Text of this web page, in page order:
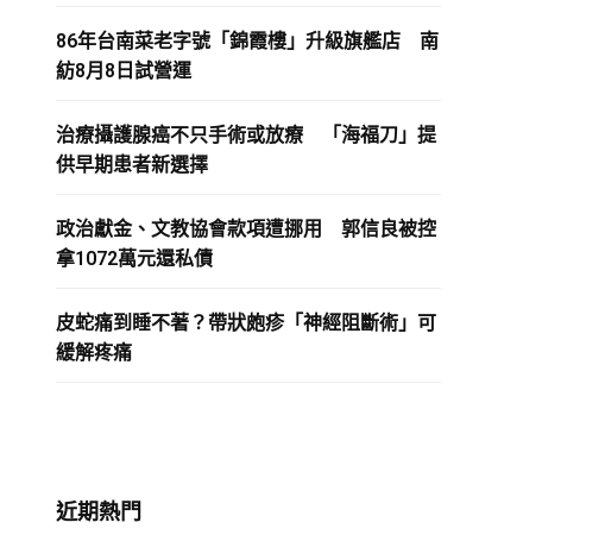
86年台南菜老字號「錦霞樓」升級旗艦店 南
紡8月8日試營運
治療攝護腺癌不只手術或放療 「海福刀」提
供早期患者新選擇
政治獻金、文教協會款項遭挪用 郭信良被控
拿1072萬元還私債
皮蛇痛到睡不著？帶狀皰疹「神經阻斷術」可
緩解疼痛
近期熱門